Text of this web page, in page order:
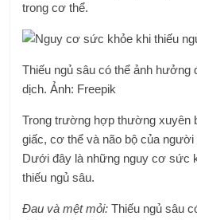
trong cơ thể.
Thiếu ngủ sâu có thể ảnh hưởng
dịch. Ảnh: Freepik
Trong trường hợp thường xuyên
giấc, cơ thể và não bộ của
Dưới đây là những nguy cơ sức
thiếu ngủ sâu.
Đau và mệt mỏi: Thiếu ngủ sâu